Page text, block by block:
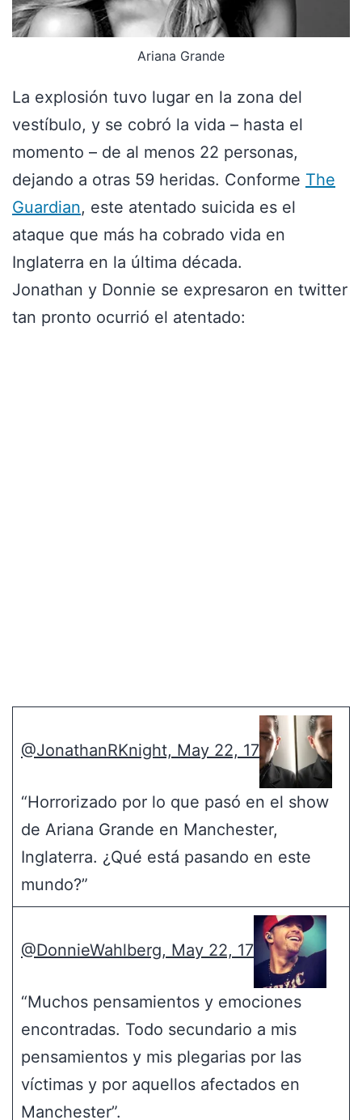
Ariana Grande
La explosión tuvo lugar en la zona del
vestíbulo, y se cobró la vida – hasta el
momento – de al menos 22 personas,
dejando a otras 59 heridas. Conforme The
Guardian, este atentado suicida es el
ataque que más ha cobrado vida en
Inglaterra en la última década.
Jonathan y Donnie se expresaron en twitter
tan pronto ocurrió el atentado:
@JonathanRKnight, May 22, 17
“Horrorizado por lo que pasó en el show
de Ariana Grande en Manchester,
Inglaterra. ¿Qué está pasando en este
mundo?”
@DonnieWahlberg, May 22, 17
“Muchos pensamientos y emociones
encontradas. Todo secundario a mis
pensamientos y mis plegarias por las
víctimas y por aquellos afectados en
Manchester”.